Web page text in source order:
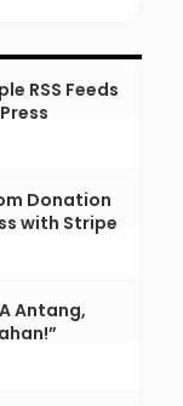
RSS Feeds
Donation
with Stripe
Antang,